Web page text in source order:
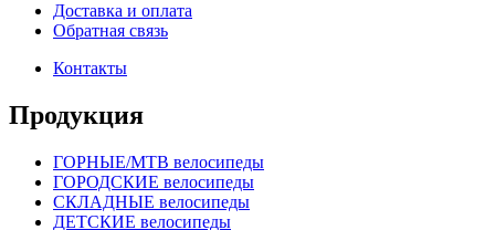
Доставка и оплата
Обратная связь
Контакты
Продукция
ГОРНЫЕ/MTB велосипеды
ГОРОДСКИЕ велосипеды
СКЛАДНЫЕ велосипеды
ДЕТСКИЕ велосипеды